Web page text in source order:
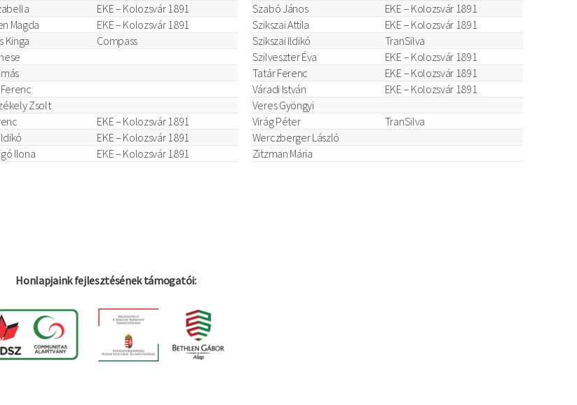
EKE – Kolozsvár 1891
Magda
EKE – Kolozsvár 1891
Kinga
Compass
Zsolt
EKE – Kolozsvár 1891
EKE – Kolozsvár 1891
Ilona
EKE – Kolozsvár 1891
Szabó János
EKE – Kolozsvár 1891
Szikszai Attila
EKE – Kolozsvár 1891
Szikszai Ildikó
TranSilva
Szilveszter Éva
EKE – Kolozsvár 1891
Tatár Ferenc
EKE – Kolozsvár 1891
Váradi István
EKE – Kolozsvár 1891
Veres Gyöngyi
Virág Péter
TranSilva
Werczberger László
Zitzman Mária
Honlapjaink fejlesztésének támogatói: